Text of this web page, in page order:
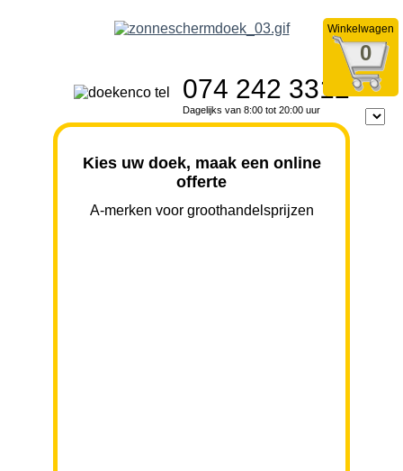
Winkelwagen
0
074 242 3312
Dagelijks van 8:00 tot 20:00 uur
Kies uw doek, maak een online
offerte
A-merken voor groothandelsprijzen